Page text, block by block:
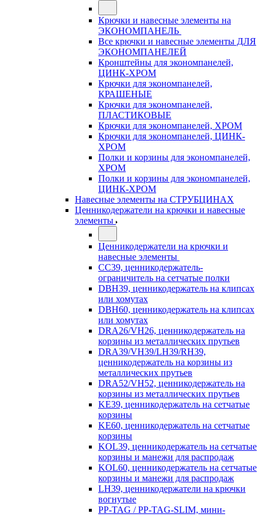
Крючки и навесные элементы на
ЭКОНОМПАНЕЛЬ
Все крючки и навесные элементы ДЛЯ
ЭКОНОМПАНЕЛЕЙ
Кронштейны для экономпанелей,
ЦИНК-ХРОМ
Крючки для экономпанелей,
КРАШЕНЫЕ
Крючки для экономпанелей,
ПЛАСТИКОВЫЕ
Крючки для экономпанелей, ХРОМ
Крючки для экономпанелей, ЦИНК-
ХРОМ
Полки и корзины для экономпанелей,
ХРОМ
Полки и корзины для экономпанелей,
ЦИНК-ХРОМ
Навесные элементы на СТРУБЦИНАХ
Ценникодержатели на крючки и навесные
элементы
Ценникодержатели на крючки и
навесные элементы
CC39, ценникодержатель-
ограничитель на сетчатые полки
DBH39, ценникодержатель на клипсах
или хомутах
DBH60, ценникодержатель на клипсах
или хомутах
DRA26/VH26, ценникодержатель на
корзины из металлических прутьев
DRA39/VH39/LH39/RH39,
ценникодержатель на корзины из
металлических прутьев
DRA52/VH52, ценникодержатель на
корзины из металлических прутьев
KE39, ценникодержатель на сетчатые
корзины
KE60, ценникодержатель на сетчатые
корзины
KOL39, ценникодержатель на сетчатые
корзины и манежи для распродаж
KOL60, ценникодержатель на сетчатые
корзины и манежи для распродаж
LH39, ценникодержатели на крючки
вогнутые
PP-TAG / PP-TAG-SLIM, мини-